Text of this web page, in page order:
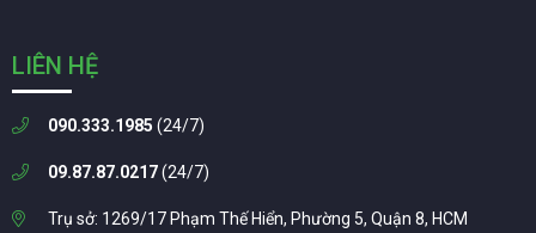
LIÊN HỆ
090.333.1985 (24/7)
09.87.87.0217(24/7)
Trụ sở: 1269/17 Phạm Thế Hiển, Phường 5, Quận 8, HCM